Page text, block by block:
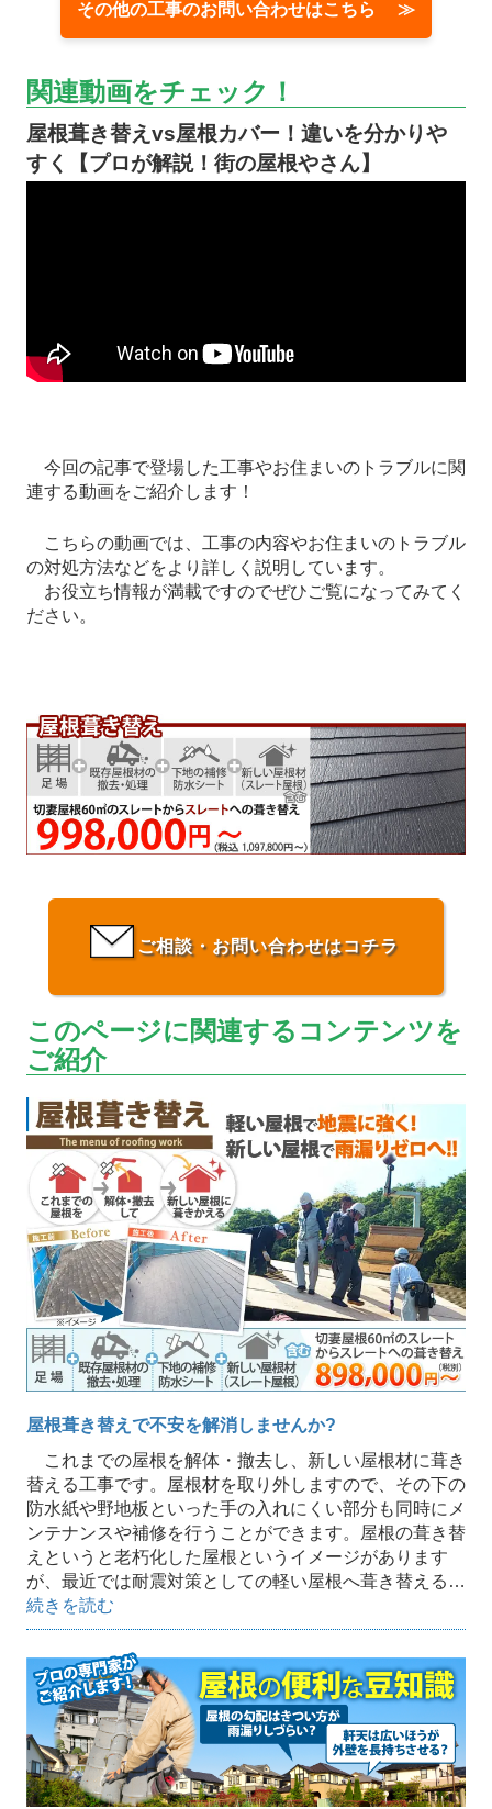
その他の工事のお問い合わせはこちら ≫
関連動画をチェック！
屋根葺き替えvs屋根カバー！違いを分かりや
すく【プロが解説！街の屋根やさん】
今回の記事で登場した工事やお住まいのトラブルに関
連する動画をご紹介します！
こちらの動画では、工事の内容やお住まいのトラブル
の対処方法などをより詳しく説明しています。
お役立ち情報が満載ですのでぜひご覧になってみてく
ださい。
ご相談・お問い合わせはコチラ
このページに関連するコンテンツを
ご紹介
屋根葺き替えで不安を解消しませんか?
これまでの屋根を解体・撤去し、新しい屋根材に葺き
替える工事です。屋根材を取り外しますので、その下の
防水紙や野地板といった手の入れにくい部分も同時にメ
ンテナンスや補修を行うことができます。屋根の葺き替
えというと老朽化した屋根というイメージがあります
が、最近では耐震対策としての軽い屋根へ葺き替える…
続きを読む